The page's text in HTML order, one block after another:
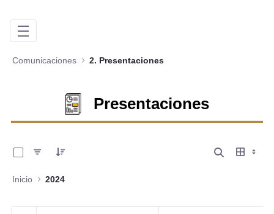
Comunicaciones 2. Presentaciones
Presentaciones
Inicio 2024